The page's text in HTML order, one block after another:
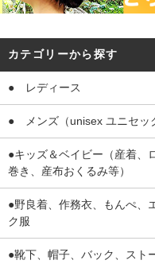
カテゴリーから探す
● レディース
● メンズ（unisex ユニセッ
●キッズ＆ベイビー（産着、
巻き、産布おくるみ等）
●野良着、作務衣、もんぺ、
ク服
●靴下、帽子、バック、スト